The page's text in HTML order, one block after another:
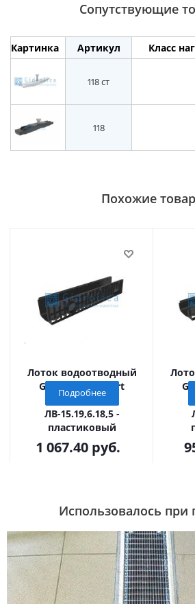
Сопутствующие
Картинка Артикул Класс
118 ст
118
Похожие
Лоток водоотводный
Gidrolica Standart
(Стандарт)
ЛВ-15.19,6.18,5 -
пластиковый
1 067.40руб.
Подробнее
Использовалось при